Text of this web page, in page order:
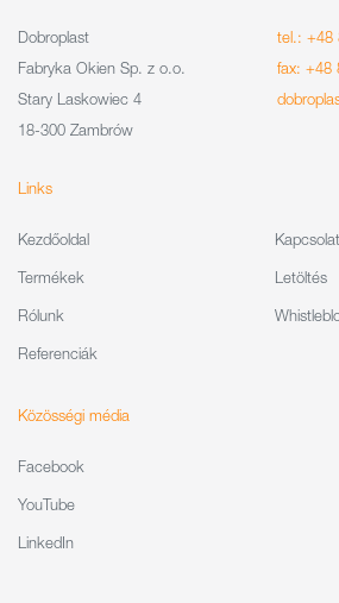
Dobroplast
Fabryka Okien Sp. z o.o.
Stary Laskowiec 4
18-300 Zambrów
tel.: +48
fax: +48
Links
Kezdőoldal
Termékek
Rólunk
Referenciák
Kapcsolat
Letöltés
Közösségi média
Facebook
YouTube
LinkedIn